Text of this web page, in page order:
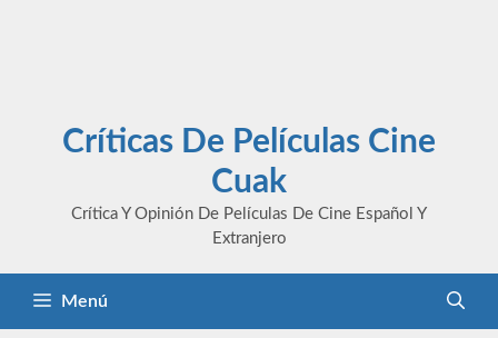
Críticas De Películas Cine
Cuak
Crítica Y Opinión De Películas De Cine Español Y
Extranjero
Menú